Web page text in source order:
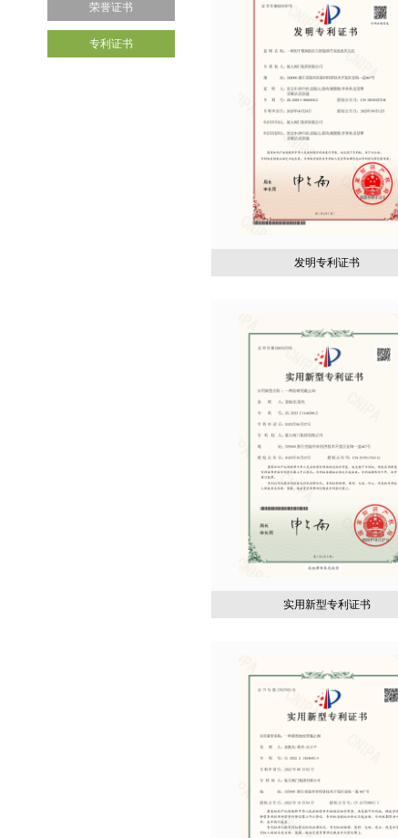
荣誉证书
专利证书
发明专利证书
实用新型专利证书